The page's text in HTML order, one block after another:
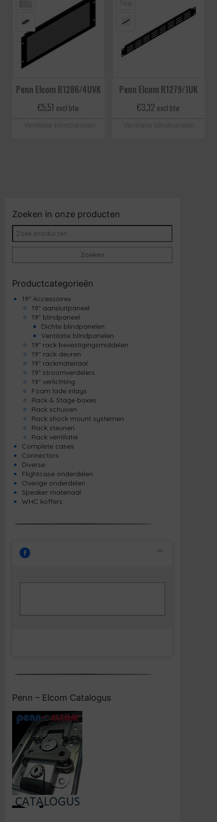
Penn Elcom R1286/4UVK
€5,51 excl btw
Ventilatie blindpanelen
Penn Elcom R1279/1UK
€3,32 excl btw
Ventilatie blindpanelen
Zoeken in onze producten
Zoeken naar:
Zoeken
Productcategorieën
19" Accessoires
19" aansluitpaneel
19" blindpaneel
Dichte blindpanelen
Ventilatie blindpanelen
19" rack bevestigingsmiddelen
19" rack deuren
19" rackmateriaal
19" stroomverdelers
19" verlichting
Foam lade inlays
Rack & Stage boxes
Rack schuiven
Rack shock mount systemen
Rack steunen
Rack ventilatie
Complete cases
Connectors
Diverse
Flightcase onderdelen
Overige onderdelen
Speaker materiaal
WHC koffers
Penn – Elcom Catalogus